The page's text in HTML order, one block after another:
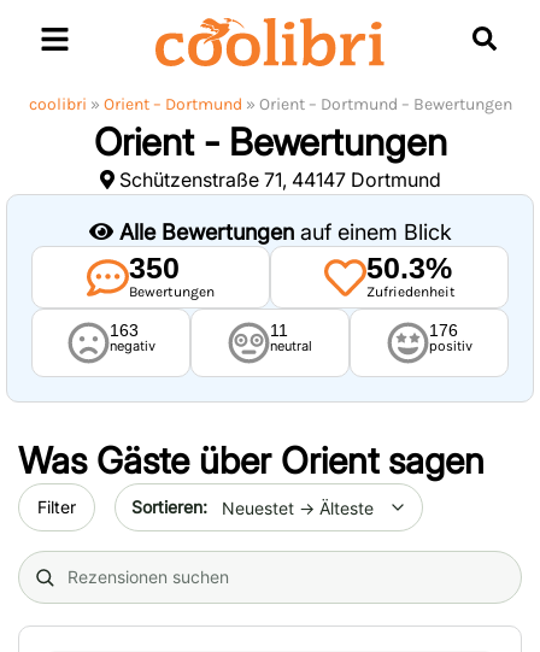
coolibri » Orient – Dortmund » Orient – Dortmund – Bewertungen
Orient - Bewertungen
Schützenstraße 71, 44147 Dortmund
Alle Bewertungenauf einem Blick
350
Bewertungen
50.3%
Zufriedenheit
163
negativ
11
neutral
176
positiv
Was Gäste über Orientsagen
Filter Sort by date
Search (title/text)